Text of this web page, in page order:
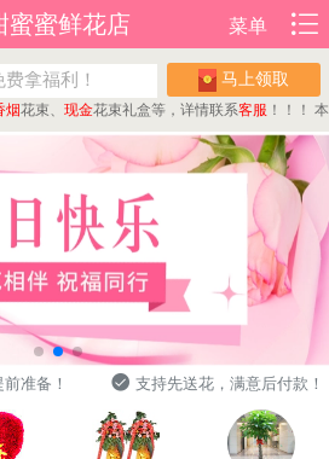
蜜蜜鲜花店 菜单
马上领取
束、现金 花束礼盒等，详情联系客服！！！ 本店
准备！ 支持先送花，满意后付款！